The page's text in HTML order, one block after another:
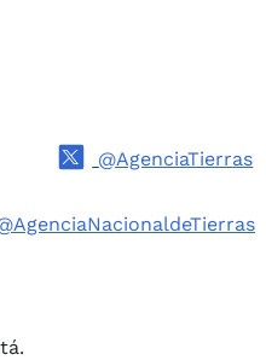
@AgenciaTierras